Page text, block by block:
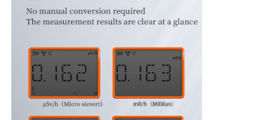
Compteur de particules de poussière
Détecteur de particules
Appareil de surveillance de la qualité de l'air